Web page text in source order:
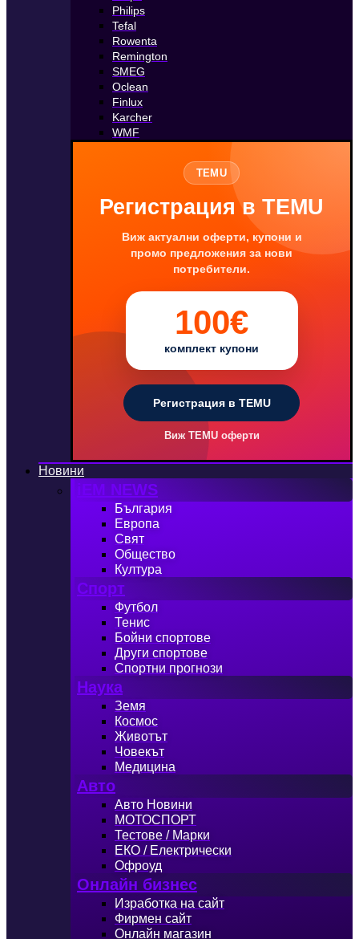
Philips
Tefal
Rowenta
Remington
SMEG
Oclean
Finlux
Karcher
WMF
TEMU
Регистрация в TEMU
Виж актуални оферти, купони и
промо предложения за нови
потребители.
100€
комплект купони
Регистрация в TEMU
Виж TEMU оферти
Новини
iEM NEWS
България
Европа
Свят
Общество
Култура
Спорт
Футбол
Тенис
Бойни спортове
Други спортове
Спортни прогнози
Наука
Земя
Космос
Животът
Човекът
Медицина
Авто
Авто Новини
МОТОСПОРТ
Тестове / Марки
ЕКО / Електрически
Офроуд
Онлайн бизнес
Изработка на сайт
Фирмен сайт
Онлайн магазин